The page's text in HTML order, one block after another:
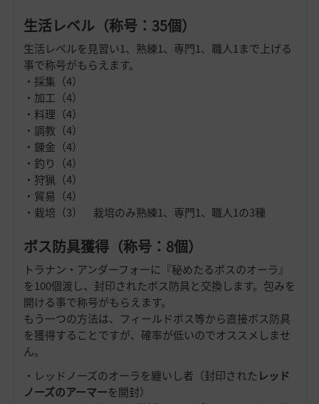
生活レベル（称号：35個）
生活レベルを見習い1、熟練1、専門1、職人1まで上げる
事で称号がもらえます。
・採集（4）
・加工（4）
・料理（4）
・調教（4）
・錬金（4）
・釣り（4）
・狩猟（4）
・貿易（4）
・栽培（3） 栽培のみ熟練1、専門1、職人1の3種
ボス防具獲得（称号：8個）
トラナン・アンダーフォーに『秘めたるボスのオーラ』
を100個渡し、封印されたボス防具と交換します。包みを
開ける事で称号がもらえます。
もう一つの方法は、フィールドボス等から直接ボス防具
を獲得することですが、確率が低いのでオススメしませ
ん。
・レッドノーズのオーラを纏いし者（封印された レッド
ノーズのアーマーを開封）